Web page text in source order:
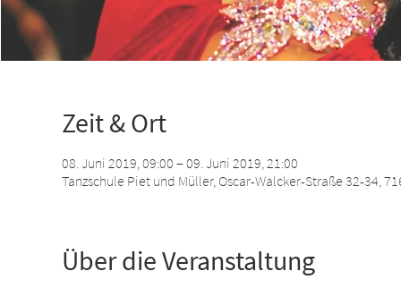
Zeit & Ort
08. Juni 2019, 09:00 – 09. Juni 2019, 21:00
Tanzschule Piet und Müller, Oscar-Walcker-Straße 32-34,
Über die Veranstaltung